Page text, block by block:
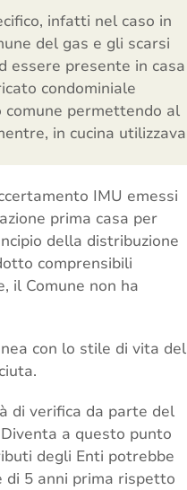
infatti nel caso in
del gas e gli scarsi
essere presente in casa
condominiale
comune permettendo al
in cucina utilizzava
IMU emessi
prima casa per
della distribuzione
comprensibili
il Comune non ha
con lo stile di vita del
di verifica da parte del
a questo punto
degli Enti potrebbe
di 5 anni prima rispetto